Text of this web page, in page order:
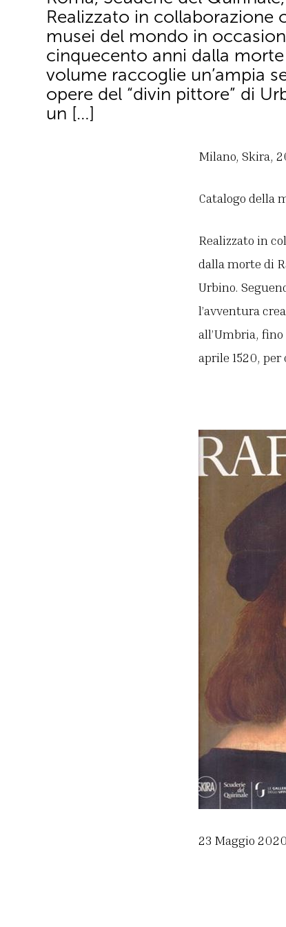
Realizzato in collaborazione
musei del mondo in
cinquecento anni dalla
volume raccoglie un’ampia
opere del “divin pittore” di
un […]
Milano, Skira,
Catalogo della
Realizzato in
dalla morte di
Urbino.
l’avventura
all’Umbria,
aprile 1520,
23 Maggio 2020